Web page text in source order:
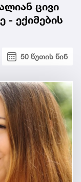
ცივი
- ექიმების
50 წუთის წინ